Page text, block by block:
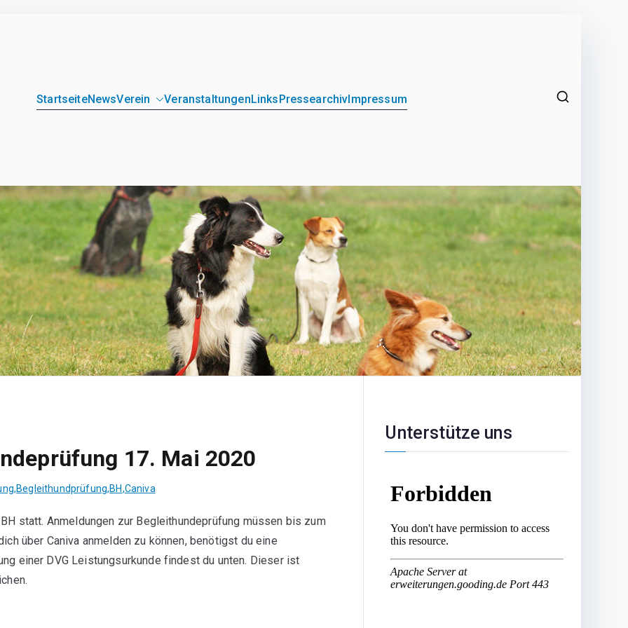
Loitz e.V.
StartseiteNewsVerein VeranstaltungenLinksPressearchivImpressum
17. Mai 2020
,Begleithundprüfung,BH,Caniva
statt. Anmeldungen zur Begleithundeprüfung müssen bis zum
über Caniva anmelden zu können, benötigst du eine
einer DVG Leistungsurkunde findest du unten. Dieser ist
Unterstütze uns